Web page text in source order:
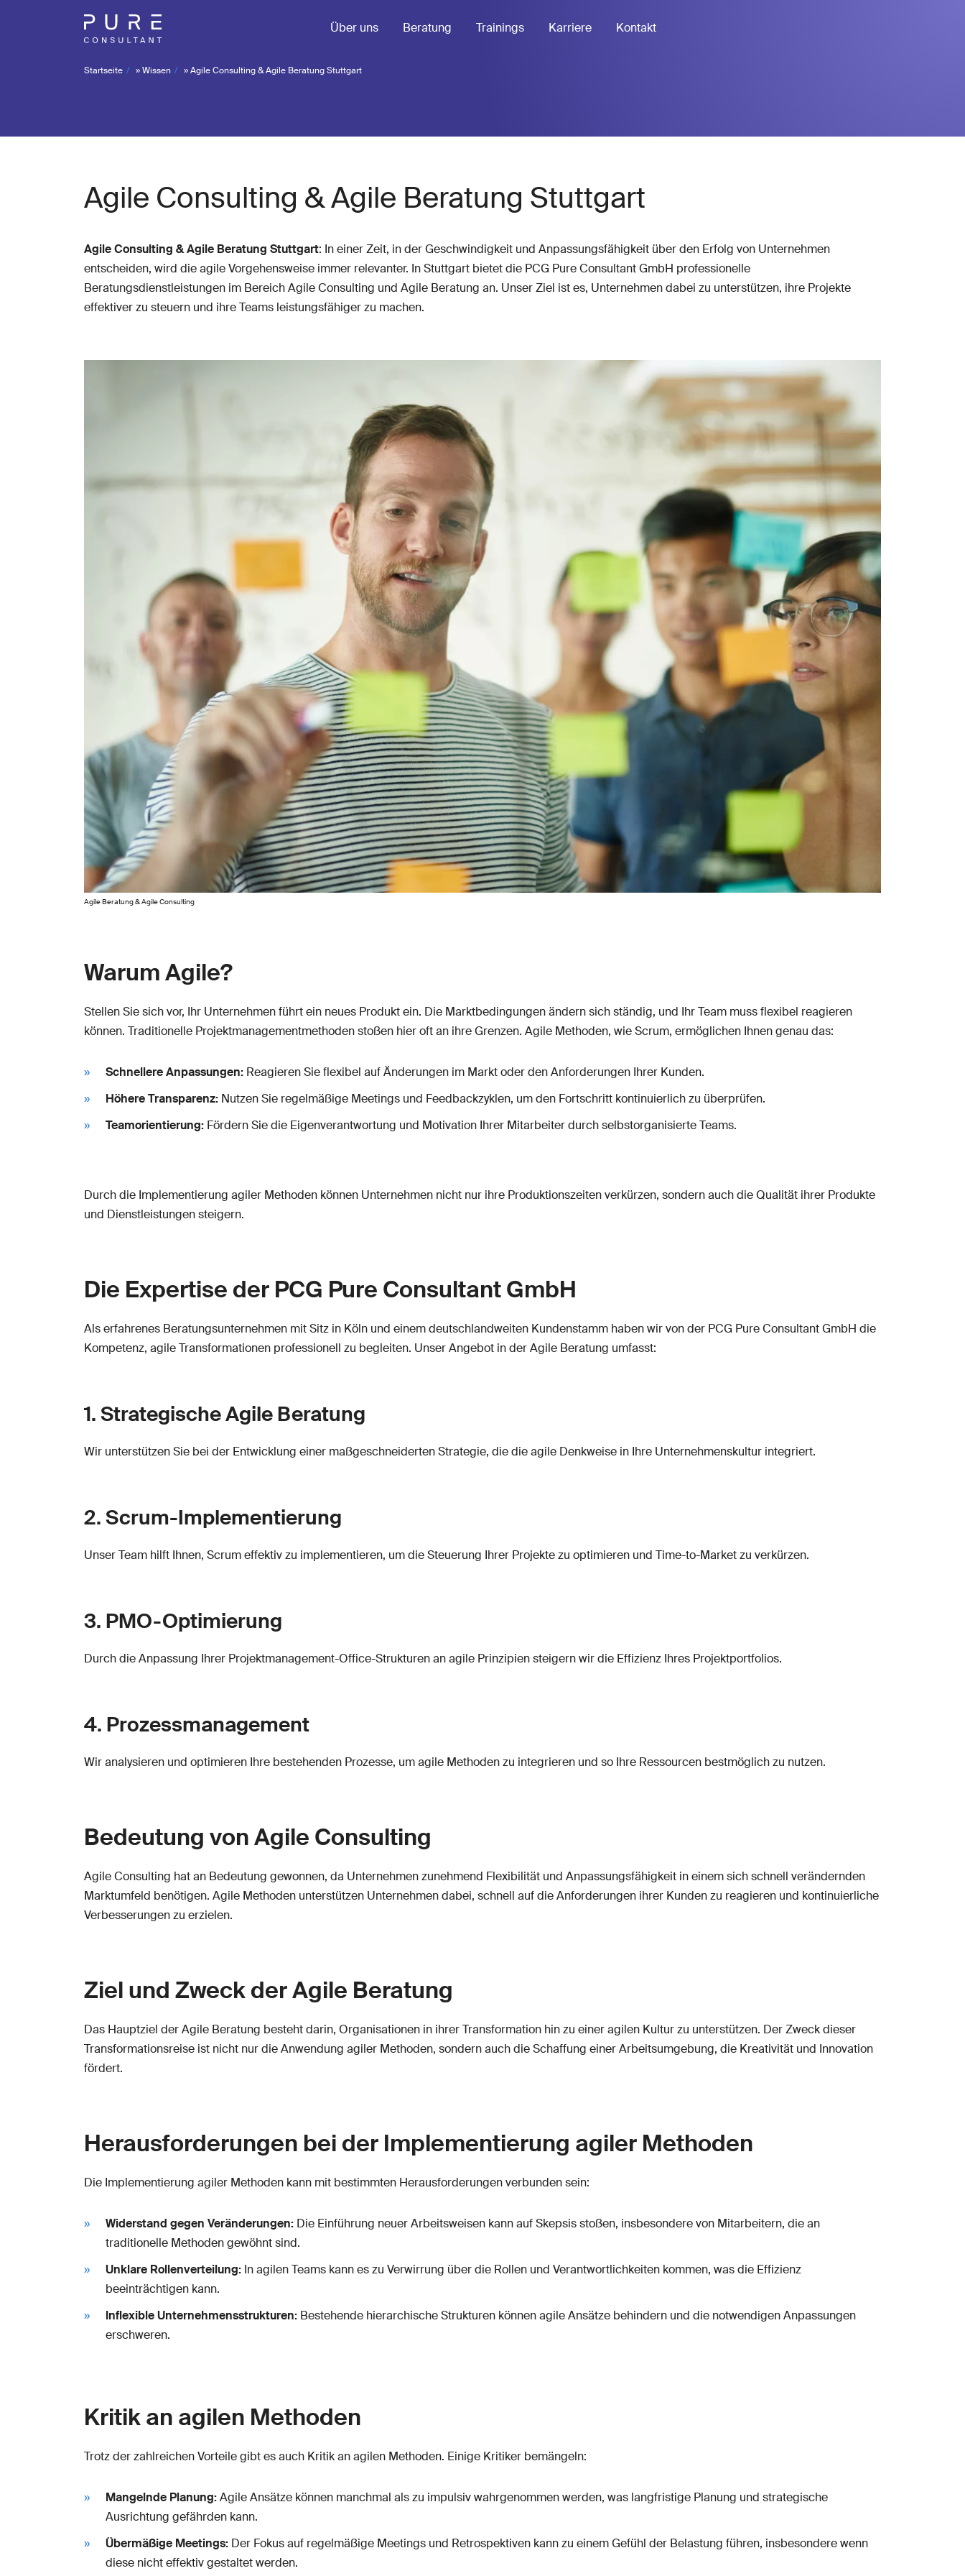
Über uns Beratung Trainings Karriere Kontakt
Startseite »Wissen »Agile Consulting & Agile Beratung Stuttgart
Agile Consulting & Agile Beratung Stuttgart
Agile Consulting & Agile Beratung Stuttgart: In einer Zeit, in der Geschwindigkeit und Anpassungsfähigkeit über den Erfolg von Unternehmen
entscheiden, wird die agile Vorgehensweise immer relevanter. In Stuttgart bietet die PCG Pure Consultant GmbH professionelle
Beratungsdienstleistungen im Bereich Agile Consulting und Agile Beratung an. Unser Ziel ist es, Unternehmen dabei zu unterstützen, ihre Projekte
effektiver zu steuern und ihre Teams leistungsfähiger zu machen.
Agile Beratung & Agile Consulting
Warum Agile?
Stellen Sie sich vor, Ihr Unternehmen führt ein neues Produkt ein. Die Marktbedingungen ändern sich ständig, und Ihr Team muss flexibel reagieren
können. Traditionelle Projektmanagementmethoden stoßen hier oft an ihre Grenzen. Agile Methoden, wie Scrum, ermöglichen Ihnen genau das:
Schnellere Anpassungen: Reagieren Sie flexibel auf Änderungen im Markt oder den Anforderungen Ihrer Kunden.
Höhere Transparenz: Nutzen Sie regelmäßige Meetings und Feedbackzyklen, um den Fortschritt kontinuierlich zu überprüfen.
Teamorientierung: Fördern Sie die Eigenverantwortung und Motivation Ihrer Mitarbeiter durch selbstorganisierte Teams.
Durch die Implementierung agiler Methoden können Unternehmen nicht nur ihre Produktionszeiten verkürzen, sondern auch die Qualität ihrer Produkte
und Dienstleistungen steigern.
Die Expertise der PCG Pure Consultant GmbH
Als erfahrenes Beratungsunternehmen mit Sitz in Köln und einem deutschlandweiten Kundenstamm haben wir von der PCG Pure Consultant GmbH die
Kompetenz, agile Transformationen professionell zu begleiten. Unser Angebot in der Agile Beratung umfasst:
1. Strategische Agile Beratung
Wir unterstützen Sie bei der Entwicklung einer maßgeschneiderten Strategie, die die agile Denkweise in Ihre Unternehmenskultur integriert.
2. Scrum-Implementierung
Unser Team hilft Ihnen, Scrum effektiv zu implementieren, um die Steuerung Ihrer Projekte zu optimieren und Time-to-Market zu verkürzen.
3. PMO-Optimierung
Durch die Anpassung Ihrer Projektmanagement-Office-Strukturen an agile Prinzipien steigern wir die Effizienz Ihres Projektportfolios.
4. Prozessmanagement
Wir analysieren und optimieren Ihre bestehenden Prozesse, um agile Methoden zu integrieren und so Ihre Ressourcen bestmöglich zu nutzen.
Bedeutung von Agile Consulting
Agile Consulting hat an Bedeutung gewonnen, da Unternehmen zunehmend Flexibilität und Anpassungsfähigkeit in einem sich schnell verändernden
Marktumfeld benötigen. Agile Methoden unterstützen Unternehmen dabei, schnell auf die Anforderungen ihrer Kunden zu reagieren und kontinuierliche
Verbesserungen zu erzielen.
Ziel und Zweck der Agile Beratung
Das Hauptziel der Agile Beratung besteht darin, Organisationen in ihrer Transformation hin zu einer agilen Kultur zu unterstützen. Der Zweck dieser
Transformationsreise ist nicht nur die Anwendung agiler Methoden, sondern auch die Schaffung einer Arbeitsumgebung, die Kreativität und Innovation
fördert.
Herausforderungen bei der Implementierung agiler Methoden
Die Implementierung agiler Methoden kann mit bestimmten Herausforderungen verbunden sein:
Widerstand gegen Veränderungen: Die Einführung neuer Arbeitsweisen kann auf Skepsis stoßen, insbesondere von Mitarbeitern, die an
traditionelle Methoden gewöhnt sind.
Unklare Rollenverteilung: In agilen Teams kann es zu Verwirrung über die Rollen und Verantwortlichkeiten kommen, was die Effizienz
beeinträchtigen kann.
Inflexible Unternehmensstrukturen: Bestehende hierarchische Strukturen können agile Ansätze behindern und die notwendigen Anpassungen
erschweren.
Kritik an agilen Methoden
Trotz der zahlreichen Vorteile gibt es auch Kritik an agilen Methoden. Einige Kritiker bemängeln:
Mangelnde Planung:Agile Ansätze können manchmal als zu impulsiv wahrgenommen werden, was langfristige Planung und strategische
Ausrichtung gefährden kann.
Übermäßige Meetings: Der Fokus auf regelmäßige Meetings und Retrospektiven kann zu einem Gefühl der Belastung führen, insbesondere wenn
diese nicht effektiv gestaltet werden.